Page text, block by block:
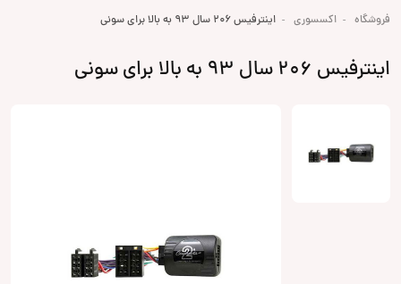
فروشگاه اکسسوری اینترفیس 206 سال 93 به بالا برای سونی
اینترفیس 206 سال 93 به بالا برای سونی